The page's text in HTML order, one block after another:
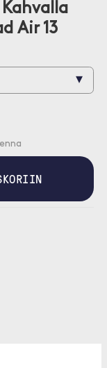
Air 13
▾